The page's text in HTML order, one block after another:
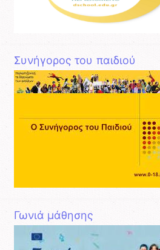
Συνήγορος του παιδιού
Γωνιά μάθησης